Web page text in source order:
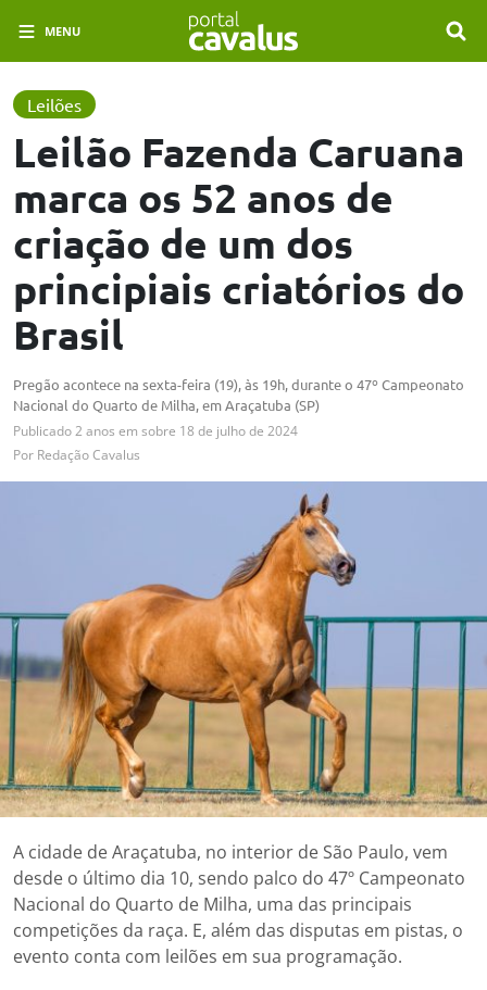
MENU
Leilões
Leilão Fazenda Caruana
marca os 52 anos de
criação de um dos
principiais criatórios do
Brasil
Pregão acontece na sexta-feira (19), às 19h, durante o 47º Campeonato
Nacional do Quarto de Milha, em Araçatuba (SP)
Publicado2 anos em sobre 18 de julho de 2024
Por Redação Cavalus
A cidade de Araçatuba, no interior de São Paulo, vem
desde o último dia 10, sendo palco do 47º Campeonato
Nacional do Quarto de Milha, uma das principais
competições da raça. E, além das disputas em pistas, o
evento conta com leilões em sua programação.